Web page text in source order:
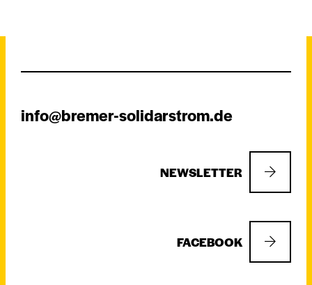
info@bremer-solidarstrom.de
NEWSLETTER
FACEBOOK